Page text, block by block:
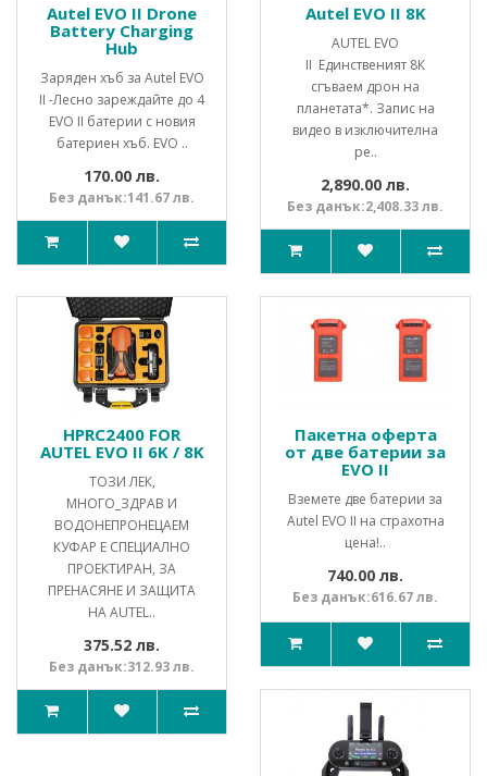
Autel EVO II Drone
Battery Charging
Hub
Заряден хъб за Autel EVO
II -Лесно зареждайте до 4
EVO II батерии с новия
батериен хъб. EVO ..
170.00 лв.
Без данък:141.67 лв.
Autel EVO II 8K
AUTEL EVO
II Единственият 8К
сгъваем дрон на
планетата*. Запис на
видео в изключителна
ре..
2,890.00 лв.
Без данък:2,408.33 лв.
HPRC2400 FOR
AUTEL EVO II 6K / 8K
ТОЗИ ЛЕК,
МНОГО_ЗДРАВ И
ВОДОНЕПРОНЕЦАЕМ
КУФАР Е СПЕЦИАЛНО
ПРОЕКТИРАН, ЗА
ПРЕНАСЯНЕ И ЗАЩИТА
НА AUTEL..
375.52 лв.
Без данък:312.93 лв.
Пакетна оферта
от две батерии за
EVO II
Вземете две батерии за
Autel EVO II на страхотна
цена!..
740.00 лв.
Без данък:616.67 лв.